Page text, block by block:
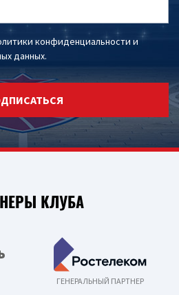
конфиденциальности и
данных.
КЛУБА
ГЕНЕРАЛЬНЫЙ ПАРТНЕР